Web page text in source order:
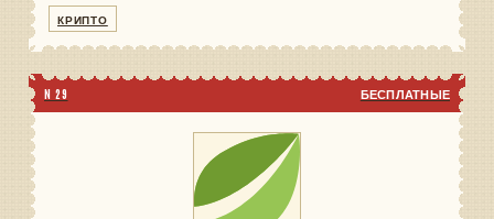
КРИПТО
N 29 БЕСПЛАТНЫЕ